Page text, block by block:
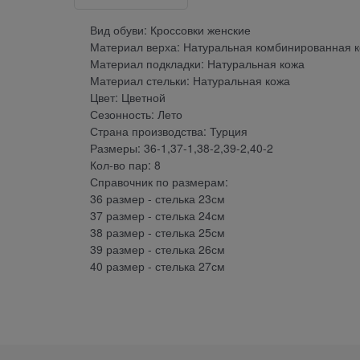
Вид обуви: Кроссовки женские
Материал верха: Натуральная комбинированная
Материал подкладки: Натуральная кожа
Материал стельки: Натуральная кожа
Цвет: Цветной
Сезонность: Лето
Страна производства: Турция
Размеры: 36-1,37-1,38-2,39-2,40-2
Кол-во пар: 8
Справочник по размерам:
36 размер - стелька 23см
37 размер - стелька 24см
38 размер - стелька 25см
39 размер - стелька 26см
40 размер - стелька 27см